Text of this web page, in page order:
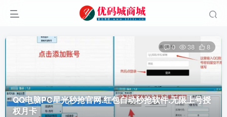
QQ电脑PC星光秒抢官网.红包自动秒抢软件.无限上号授
权月卡
0 38 8